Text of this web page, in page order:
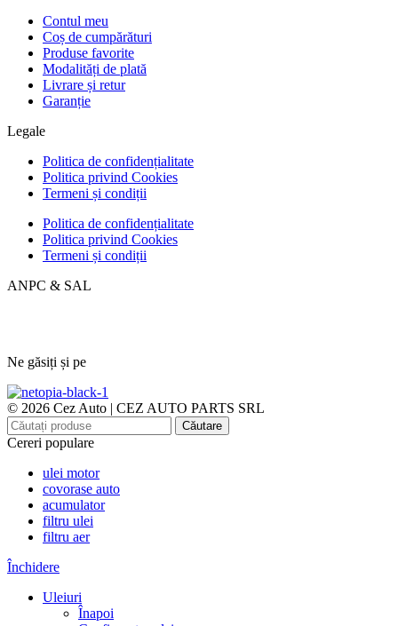
Contul meu
Coș de cumpărături
Produse favorite
Modalități de plată
Livrare și retur
Garanție
Legale
Politica de confidențialitate
Politica privind Cookies
Termeni și condiții
Politica de confidențialitate
Politica privind Cookies
Termeni și condiții
ANPC & SAL
Ne găsiți și pe
© 2026 Cez Auto | CEZ AUTO PARTS SRL
Căutare
Cereri populare
ulei motor
covorase auto
acumulator
filtru ulei
filtru aer
Închidere
Uleiuri
Înapoi